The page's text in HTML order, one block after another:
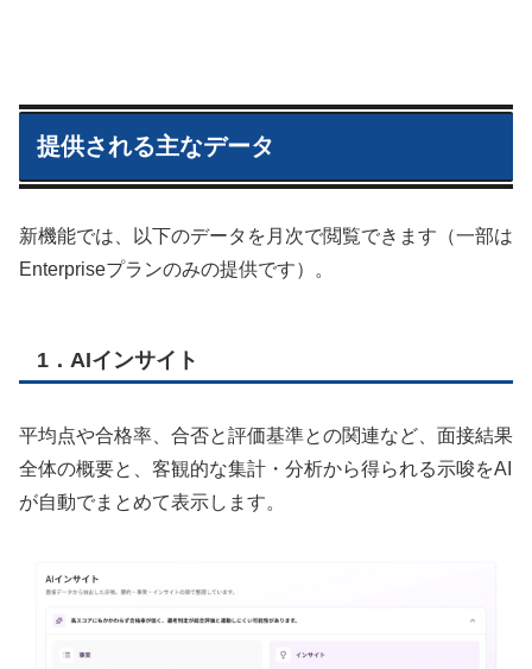
提供される主なデータ
新機能では、以下のデータを月次で閲覧できます（一部は
Enterpriseプランのみの提供です）。
1．AIインサイト
平均点や合格率、合否と評価基準との関連など、面接結果
全体の概要と、客観的な集計・分析から得られる示唆をAI
が自動でまとめて表示します。